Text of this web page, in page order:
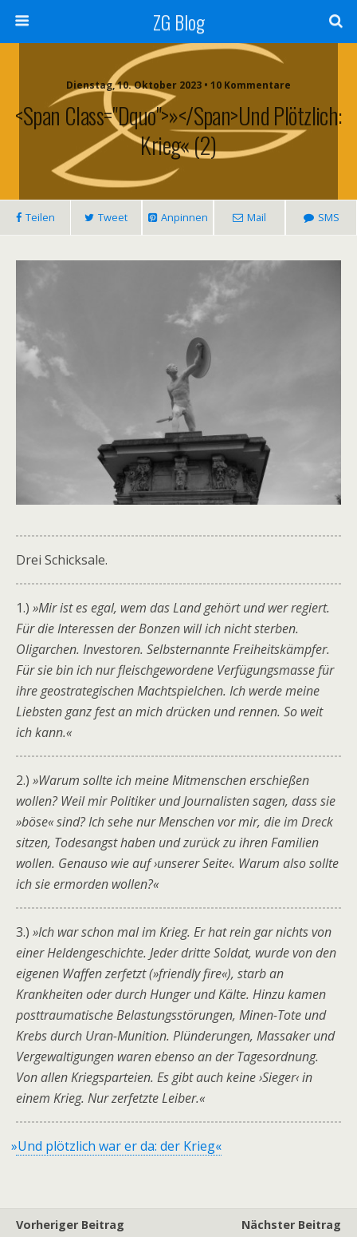
ZG Blog
Dienstag, 10. Oktober 2023 • 10 Kommentare
<span Class="dquo">»</span>Und Plötzlich:
Krieg« (2)
Teilen Tweet Anpinnen Mail SMS
Drei Schicksale.
1.) »Mir ist es egal, wem das Land gehört und wer regiert.
Für die Interessen der Bonzen will ich nicht sterben.
Oligarchen. Investoren. Selbsternannte Freiheitskämpfer.
Für sie bin ich nur fleischgewordene Verfügungsmasse für
ihre geostrategischen Machtspielchen. Ich werde meine
Liebsten ganz fest an mich drücken und rennen. So weit
ich kann.«
2.) »Warum sollte ich meine Mitmenschen erschießen
wollen? Weil mir Politiker und Journalisten sagen, dass sie
»böse« sind? Ich sehe nur Menschen vor mir, die im Dreck
sitzen, Todesangst haben und zurück zu ihren Familien
wollen. Genauso wie auf ›unserer Seite‹. Warum also sollte
ich sie ermorden wollen?«
3.) »Ich war schon mal im Krieg. Er hat rein gar nichts von
einer Heldengeschichte. Jeder dritte Soldat, wurde von den
eigenen Waffen zerfetzt (»friendly fire«), starb an
Krankheiten oder durch Hunger und Kälte. Hinzu kamen
posttraumatische Belastungsstörungen, Minen-Tote und
Krebs durch Uran-Munition. Plünderungen, Massaker und
Vergewaltigungen waren ebenso an der Tagesordnung.
Von allen Kriegsparteien. Es gibt auch keine ›Sieger‹ in
einem Krieg. Nur zerfetzte Leiber.«
»Und plötzlich war er da: der Krieg«
Vorheriger Beitrag
Nächster Beitrag